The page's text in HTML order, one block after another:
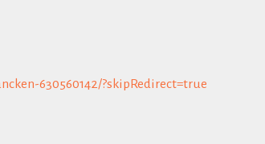
630560142/?skipRedirect=true